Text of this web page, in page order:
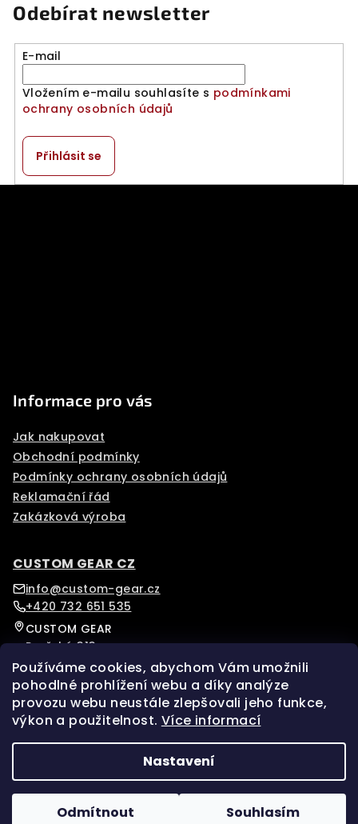
Používáme cookies, abychom Vám umožnili
pohodlné prohlížení webu a díky analýze
provozu webu neustále zlepšovali jeho funkce,
výkon a použitelnost. Více informací
Nastavení
Odmítnout Souhlasím
Odebírat newsletter
E-mail
Vložením e-mailu souhlasíte s podmínkami
ochrany osobních údajů
Přihlásit se
Informace pro vás
Jak nakupovat
Obchodní podmínky
Podmínky ochrany osobních údajů
Reklamační řád
Zakázková výroba
CUSTOM GEAR CZ
info@custom-gear.cz
+420 732 651 535
CUSTOM GEAR
Pražská 313
Písek, 39701
Czech Republic
Sledujte nás na našem Instagramu pro více novinek.
Facebook
Instagram
Copyright 2026custom-gear. Všechna práva
vyhrazena.Upravit nastavení cookies